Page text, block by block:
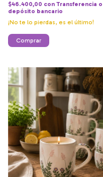
$46.400,00 con Transferencia o
depósito bancario
¡No te lo pierdas, es el último!
Comprar
1/3